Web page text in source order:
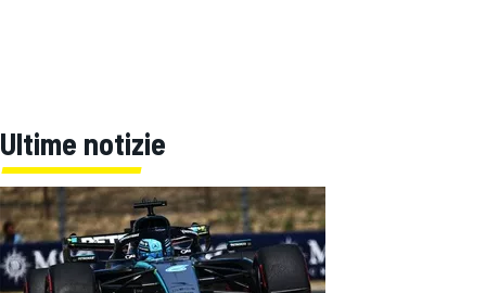
Ultime notizie